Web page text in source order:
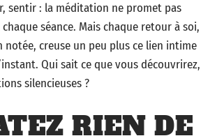
sentir : la méditation ne promet pas
séance. Mais chaque retour à soi,
notée, creuse un peu plus ce lien intime
Qui sait ce que vous découvrirez,
silencieuses ?
RIEN DE